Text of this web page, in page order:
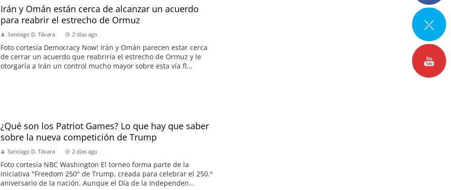
Irán y Omán están cerca de alcanzar un acuerdo
para reabrir el estrecho de Ormuz
Santiago D. Távara 2 días ago
Foto cortesía Democracy Now! Irán y Omán parecen estar cerca
de cerrar un acuerdo que reabriría el estrecho de Ormuz y le
otorgaría a Irán un control mucho mayor sobre esta vía fl...
¿Qué son los Patriot Games? Lo que hay que saber
sobre la nueva competición de Trump
Santiago D. Távara 2 días ago
Foto cortesía NBC Washington El torneo forma parte de la
iniciativa "Freedom 250" de Trump, creada para celebrar el 250.º
aniversario de la nación. Aunque el Día de la Independen...